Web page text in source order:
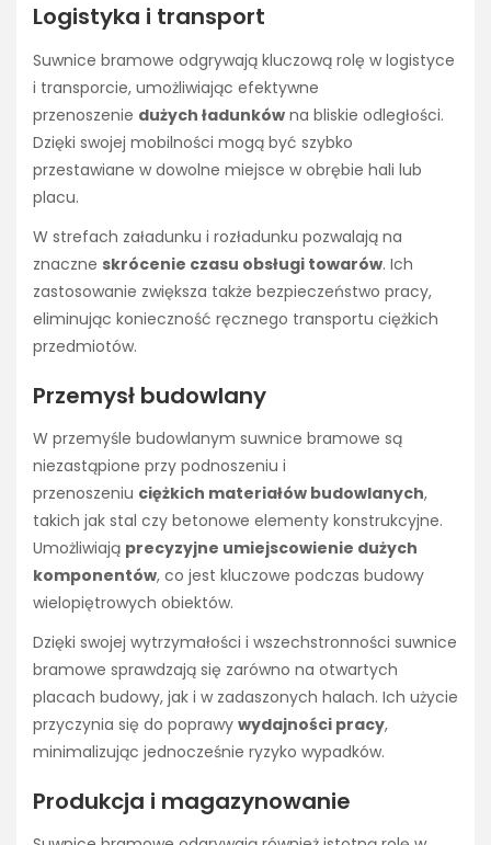
Logistyka i transport
Suwnice bramowe odgrywają kluczową rolę w logistyce
i transporcie, umożliwiając efektywne
przenoszenie dużych ładunków na bliskie odległości.
Dzięki swojej mobilności mogą być szybko
przestawiane w dowolne miejsce w obrębie hali lub
placu.
W strefach załadunku i rozładunku pozwalają na
znaczne skrócenie czasu obsługi towarów. Ich
zastosowanie zwiększa także bezpieczeństwo pracy,
eliminując konieczność ręcznego transportu ciężkich
przedmiotów.
Przemysł budowlany
W przemyśle budowlanym suwnice bramowe są
niezastąpione przy podnoszeniu i
przenoszeniu ciężkich materiałów budowlanych,
takich jak stal czy betonowe elementy konstrukcyjne.
Umożliwiają precyzyjne umiejscowienie dużych
komponentów, co jest kluczowe podczas budowy
wielopiętrowych obiektów.
Dzięki swojej wytrzymałości i wszechstronności suwnice
bramowe sprawdzają się zarówno na otwartych
placach budowy, jak i w zadaszonych halach. Ich użycie
przyczynia się do poprawy wydajności pracy,
minimalizując jednocześnie ryzyko wypadków.
Produkcja i magazynowanie